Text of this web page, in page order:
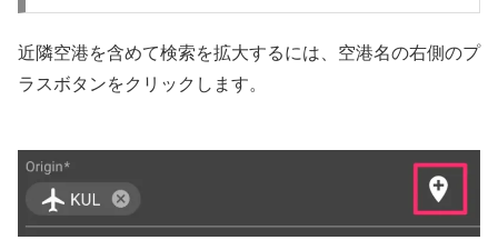
近隣空港を含めて検索を拡大するには、空港名の右側のプ
ラスボタンをクリックします。